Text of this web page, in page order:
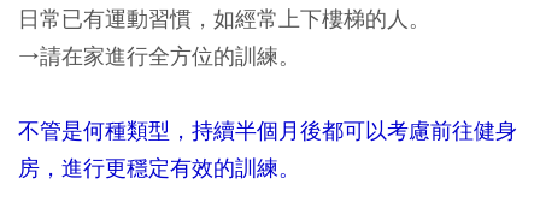
日常已有運動習慣，如經常上下樓梯的人。
→請在家進行全方位的訓練。
不管是何種類型，持續半個月後都可以考慮前往健身
房，進行更穩定有效的訓練。